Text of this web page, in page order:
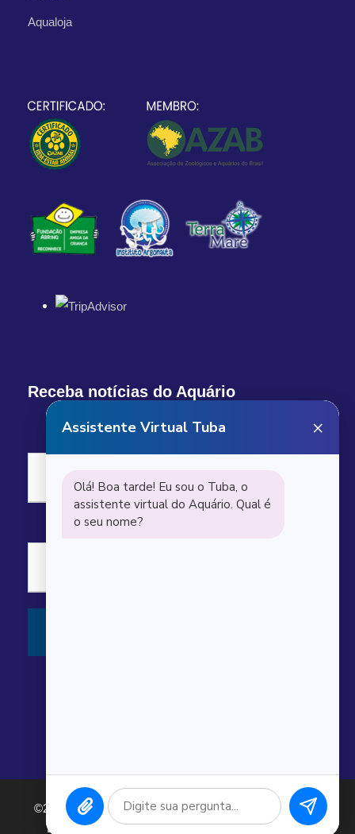
Aqualoja
Receba notícias do Aquário
©2026 Argonauta Comércio e Serviços Oceanográficos
Ltda. CNPJ: 00.643.743/0001-80. Todos os direitos